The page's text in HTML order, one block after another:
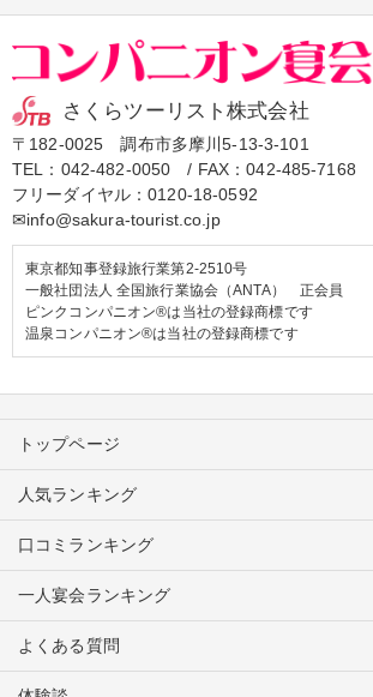
さくらツーリスト株式会社
〒182-0025 調布市多摩川5-13-3-101
TEL： 042-482-0050 / FAX：042-485-7168
フリーダイヤル：0120-18-0592
✉info@sakura-tourist.co.jp
東京都知事登録旅行業第2-2510号
一般社団法人 全国旅行業協会（ANTA） 正会員
ピンクコンパニオン®は当社の登録商標です
温泉コンパニオン®は当社の登録商標です
トップページ
人気ランキング
口コミランキング
一人宴会ランキング
よくある質問